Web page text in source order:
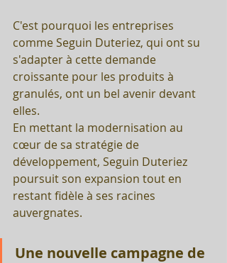
C'est pourquoi les entreprises
comme Seguin Duteriez, qui ont su
s'adapter à cette demande
croissante pour les produits à
granulés, ont un bel avenir devant
elles.
En mettant la modernisation au
cœur de sa stratégie de
développement, Seguin Duteriez
poursuit son expansion tout en
restant fidèle à ses racines
auvergnates.
Une nouvelle campagne de